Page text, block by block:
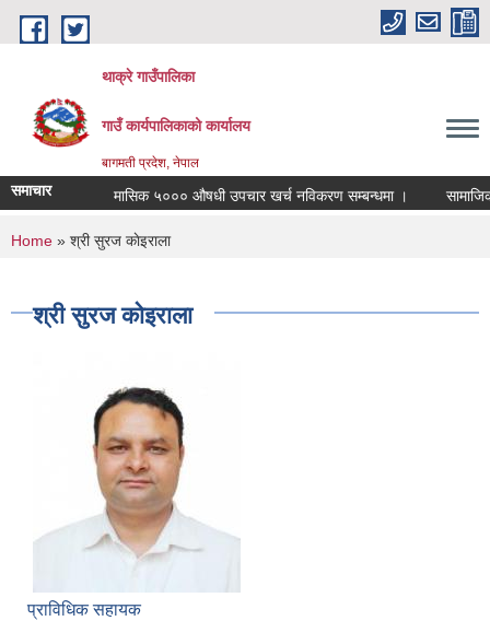
Skip to main content
थाक्रे गाउँपालिका
गाउँ कार्यपालिकाको कार्यालय
बागमती प्रदेश, नेपाल
समाचार मासिक ५००० औषधी उपचार खर्च नविकरण सम्बन्धमा । सामाजिक
You are here
Home » श्री सुरज काेइराला
श्री सुरज काेइराला
प्राविधिक सहायक